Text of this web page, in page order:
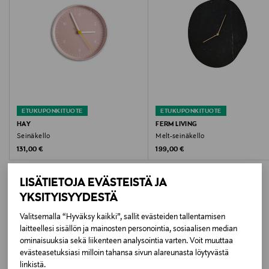
LISÄTIETOJA EVÄSTEISTÄ JA
YKSITYISYYDESTÄ
Valitsemalla “Hyväksy kaikki”, sallit evästeiden tallentamisen
laitteellesi sisällön ja mainosten personointia, sosiaalisen median
ominaisuuksia sekä liikenteen analysointia varten. Voit muuttaa
evästeasetuksiasi milloin tahansa sivun alareunasta löytyvästä
linkistä.
Hoito-ohjeet
Pyyhitään kostealla liinalla. Kuivaa hyvin ennen
GREEN
Koko
26,5 x 3,6 x 26,5 cm
Valmistusmaa
Kiina
Valmistajan tuotenumero
AC464-A586
ETUKUPONKITUOTE
HAY
Seinäkello
Original Price
131,00 €
ETUKUPONKITUOTE
FERM LIVING
Melt-seinäkello
Original Price
199,00 €
LISÄÄ KIINNOSTAVIA
TUOTTEITA